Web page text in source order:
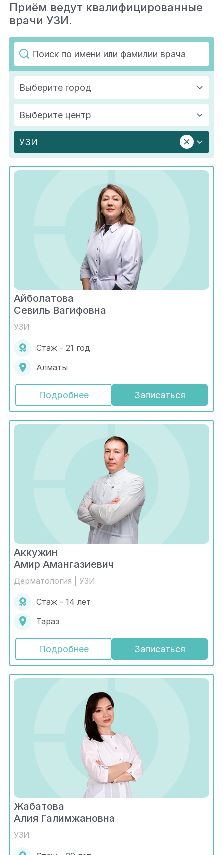
Приём ведут квалифицированные
врачи УЗИ.
Выберите город
Выберите центр
УЗИ
Айболатова
Севиль Вагифовна
УЗИ
Стаж - 21 год
Алматы
Подробнее Записаться
Аккужин
Амир Амангазиевич
Дерматология | УЗИ
Стаж - 14 лет
Тараз
Подробнее Записаться
Жабатова
Алия Галимжановна
УЗИ